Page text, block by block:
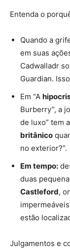
Entenda o
Quando a
em suas
Cadwalladr
Guardian.
Em “A
Burberry”, a
de luxo” tem a
britânico
no
Em tempo:
duas
Castleford,
estão
Julgamentos e